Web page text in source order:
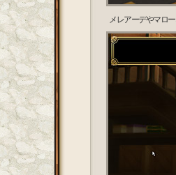
メレアーデやマロ